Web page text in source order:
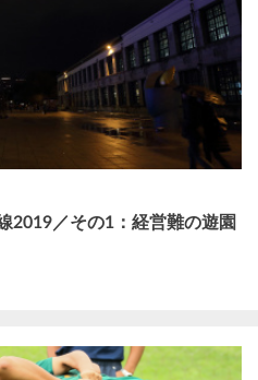
2019／その1：経営難の遊園